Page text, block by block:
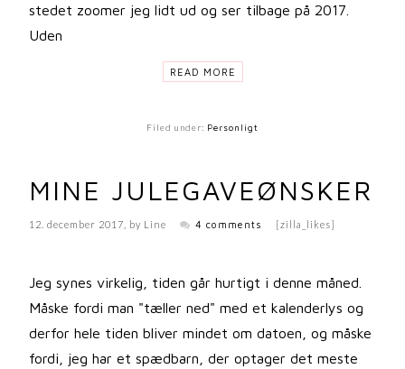
stedet zoomer jeg lidt ud og ser tilbage på 2017.
Uden
READ MORE
Filed under: Personligt
MINE JULEGAVEØNSKER
12. december 2017 , by Line 4 comments [zilla_likes]
Jeg synes virkelig, tiden går hurtigt i denne måned.
Måske fordi man "tæller ned" med et kalenderlys og
derfor hele tiden bliver mindet om datoen, og måske
fordi, jeg har et spædbarn, der optager det meste